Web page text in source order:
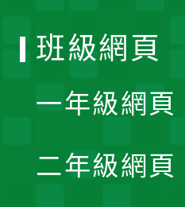
班級網頁
一年級網頁
二年級網頁